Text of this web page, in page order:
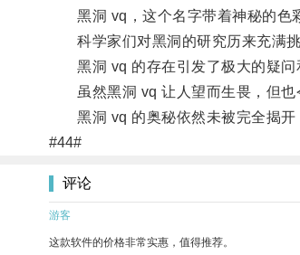
黑洞 vq，这个名字带着神秘的色
科学家们对黑洞的研究历来充满挑
黑洞 vq 的存在引发了极大的疑问
虽然黑洞 vq 让人望而生畏，但也
黑洞 vq 的奥秘依然未被完全揭开
#44#
评论
游客
这款软件的价格非常实惠，值得推荐。